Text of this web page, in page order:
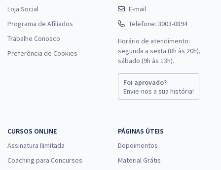
Loja Social
Programa de Afiliados
Trabalhe Conosco
Preferência de Cookies
E-mail
Telefone: 3003-0894
Horário de atendimento:
segunda a sexta (8h às 20h),
sábado (9h às 13h).
Foi aprovado?
Envie-nos a sua história!
CURSOS ONLINE
Assinatura Ilimitada
Coaching para Concursos
PÁGINAS ÚTEIS
Depoimentos
Material Grátis